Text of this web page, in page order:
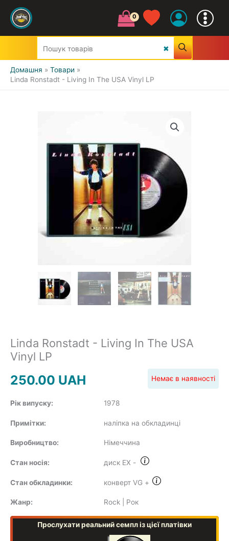
Домашня
Товари
Linda Ronstadt - Living In The USA Vinyl LP
Linda Ronstadt - Living In The USA
Vinyl LP
250.00 UAH Немає в наявності
Рік випуску: 1978
Примітки: наліпка на обкладинці
Виробництво: Німеччина
Стан носія: диск EX -
Стан обкладинки: конверт VG +
Жанр: Rock | Рок
Прослухати реальний семпл із цієї платівки
CLASSIC
JAZZ&BLUES
POP
REGGAE
ROCK
COMPILATION